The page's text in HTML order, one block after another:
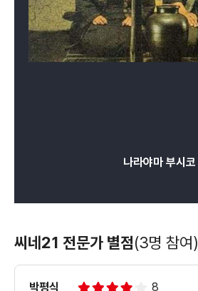
나라야마 부시코
씨네21 전문가 별점(3명 참여)
박평식
8